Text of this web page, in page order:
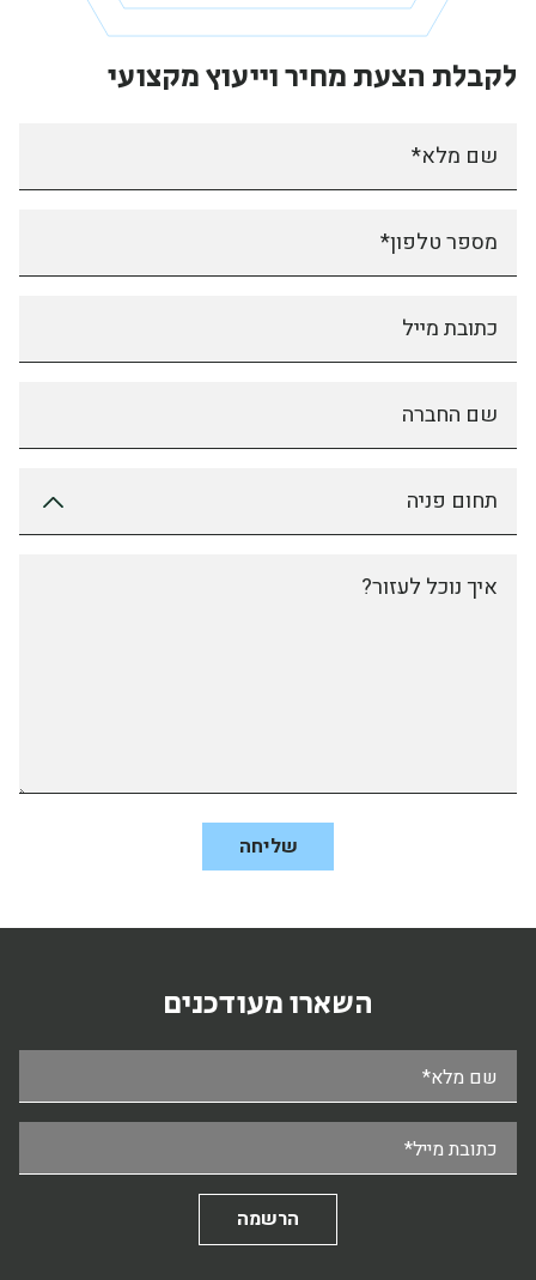
לקבלת הצעת מחירוייעוץ מקצועי
שם מלא*
מספר טלפון*
כתובת מייל
שם החברה
תחום פניה
איך נוכל לעזור?
השארו מעודכנים
שם מלא*
כתובת מייל*